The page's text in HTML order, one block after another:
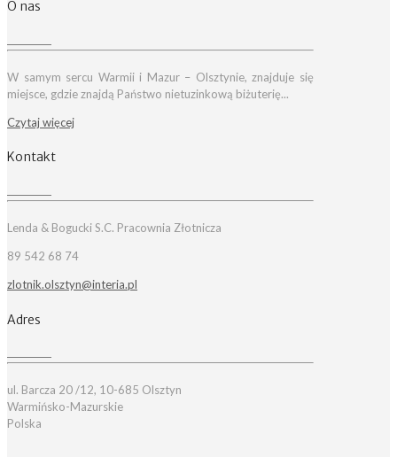
O nas
W samym sercu Warmii i Mazur – Olsztynie, znajduje się
miejsce, gdzie znajdą Państwo nietuzinkową biżuterię...
Czytaj więcej
Kontakt
Lenda & Bogucki S.C. Pracownia Złotnicza
89 542 68 74
zlotnik.olsztyn@interia.pl
Adres
ul. Barcza 20 /12, 10-685 Olsztyn
Warmińsko-Mazurskie
Polska